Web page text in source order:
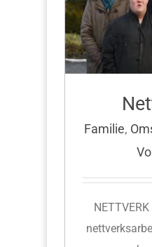
Familie,